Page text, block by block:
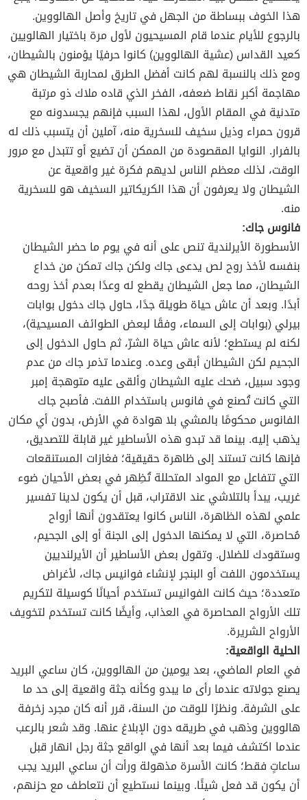
هذا الخوف ببساطة من الجهل في تاريخ وأصل الهالووين.
بالرجوع للأيام عندما قام المسيحيون لأول مرة باختيار الهالويين
كعيد القداس (عشية الهالووين) كانوا حرفيًا يؤمنون بالشيطان،
ومع ذلك بالنسبة لهم كانت أفضل الطرق لمحاربة الشيطان هي
مهاجمة أكبر نقاط ضعفه، الفخر الذي قاده ملاك ذو مرتبة
متدنية في المقام الأول، لهذا السبب فإنهم يجسدونه مع
قرون حمراء وذيل سخيف للسخرية منه، آملين أن يتسبب ذلك له
بالفرار. النوايا المقصودة من الممكن أن تضيع أو تتبدل مع مرور
الوقت، لذلك معظم الناس لديهم فكرة غير واقعية عن
الشيطان ولا يعرفون أن هذا الكريكاتير السخيف هو للسخرية
منه.
فانوس جاك:
الأسطورة الأيرلندية تنص على أنه في يوم ما حضر الشيطان
بنفسه لأخذ روح لص يدعى جاك ولكن جاك تمكن من خداع
الشيطان، مما جعل الشيطان يقطع له وعدًا بعدم أخذ روحه
أبدًا. وبعد أن عاش حياة طويلة جدًا، حاول جاك دخول بوابات
بيرلي (بوابات إلى السماء، وفقًا لبعض الطوائف المسيحية)،
لكنه لم يستطع؛ لأنه عاش حياة الشرّ، ثم حاول الدخول إلى
الجحيم لكن الشيطان أبقى وعده. وعندما تذمر جاك من عدم
وجود سبيل، ضحك عليه الشيطان وألقى عليه متوهجة إمبر
التي كانت تُصنع في فانوس باستخدام اللفت. فأصبح جاك
الفانوس محكومًا بالمشي بلا هوادة في الأرض، بدون أي مكان
يذهب إليه. بينما قد تبدو هذه الأساطير غير قابلة للتصديق،
فإنها كانت تستند إلى ظاهرة حقيقية؛ فغازات المستنقعات
التي تتفاعل مع المواد المتحللة تُظِهر في بعض الأحيان ضوء
غريب، يبدأ بالتلاشي عند الاقتراب، قبل أن يكون لدينا تفسير
علمي لهذه الظاهرة، الناس كانوا يعتقدون أنها أرواح
مُحاصرة، التي لا يمكنها الدخول إلى الجنة أو إلى الجحيم،
وستقودك للضلال. وتقول بعض الأساطير أن الأيرلنديين
يستخدمون اللفت أو البنجر لإنشاء فوانيس جاك، لأغراض
متعددة؛ حيث كانت الفوانيس تستخدم أحيانًا كوسيلة لتكريم
تلك الأرواح المحاصرة في العذاب، وأيضًا كانت تستخدم لتخويف
الأرواح الشريرة.
الحلية الواقعية:
في العام الماضي، بعد يومين من الهالووين، كان ساعي البريد
يصنع جولاته عندما رأى ما يبدو وكأنه جثة واقعية إلى حد ما
على الشرفة. ونظرًا للوقت من السنة، قرر أنه كان مجرد زخرفة
هالووين وذهب في طريقه دون الإبلاغ عنها. وقد شعر بالرعب
عندما اكتشف فيما بعد أنها في الواقع جثة رجل انهار قبل
ساعاتٍ فقط؛ كانت الأسرة مذهولة ورأت أن ساعي البريد يجب
أن يكون قد فعل شيئًا. وبينما نستطيع أن نتعاطف مع حزنهم،